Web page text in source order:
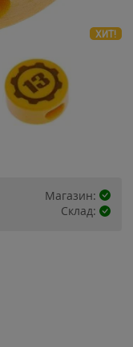
ХИТ!
Магазин:
Склад: